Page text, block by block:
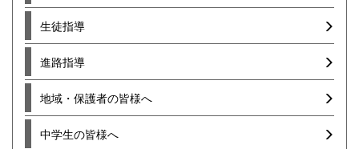
生徒指導
進路指導
地域・保護者の皆様へ
中学生の皆様へ